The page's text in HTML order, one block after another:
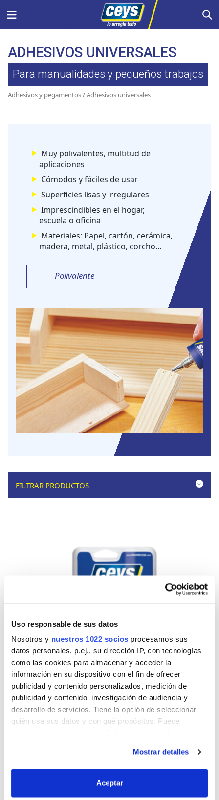
Uso responsable de sus datos
Nosotros y nuestros 1022 socios procesamos sus
datos personales, p.ej., su dirección IP, con tecnologías
como las cookies para almacenar y acceder la
información en su dispositivo con el fin de ofrecer
publicidad y contenido personalizados, medición de
publicidad y contenido, investigación de audiencia y
desarrollo de servicios. Tiene la opción de seleccionar
quién usa sus datos y con qué propósitos. Puede
Si lo permite, también quisiéramos:
Mostrar detalles
Aceptar
Menu
ADHESIVOS UNIVERSALES
Para manualidades y pequeños trabajos
Adhesivos y pegamentos/ Adhesivos universales
Muy polivalentes, multitud de
aplicaciones
Cómodos y fáciles de usar
Superficies lisas y irregulares
Imprescindibles en el hogar,
escuela o oficina
Materiales: Papel, cartón, cerámica,
madera, metal, plástico, corcho...
Polivalente
FILTRAR PRODUCTOS
Pegafácil cinta doble cara